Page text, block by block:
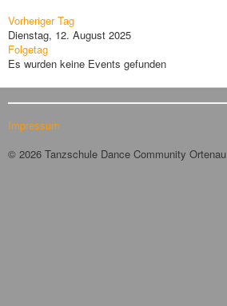
Vorheriger Tag
Dienstag, 12. August 2025
Folgetag
Es wurden keine Events gefunden
Impressum
© 2026 Tanzschule Dance Community Ortenau